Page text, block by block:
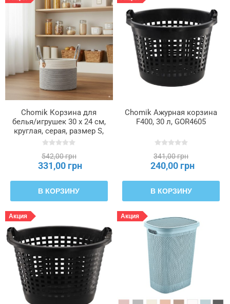
Chomik Корзина для
белья/игрушек 30 x 24 см,
круглая, серая, размер S,
NIZ5011
542,00 грн
331,00 грн
В КОРЗИНУ
Chomik Ажурная корзина
F400, 30 л, GOR4605
341,00 грн
240,00 грн
В КОРЗИНУ
Акция Акция